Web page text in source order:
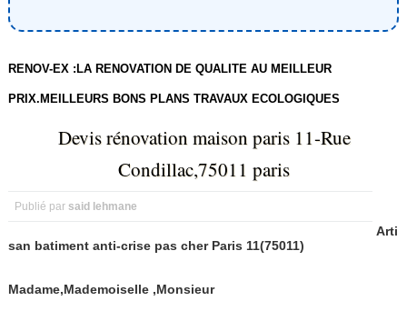
RENOV-EX :LA RENOVATION DE QUALITE AU MEILLEUR
PRIX.MEILLEURS BONS PLANS TRAVAUX ECOLOGIQUES
Devis rénovation maison paris 11-Rue
Condillac,75011 paris
Publié par said lehmane
Arti
san batiment anti-crise pas cher Paris 11(75011)
Madame,Mademoiselle ,Monsieur